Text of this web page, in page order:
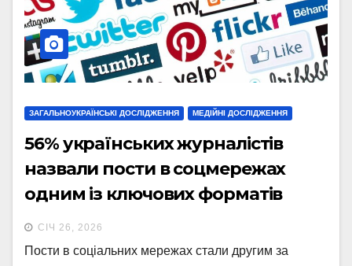
ЗАГАЛЬНОУКРАЇНСЬКІ ДОСЛІДЖЕННЯ МЕДІЙНІ ДОСЛІДЖЕННЯ
56% українських журналістів
назвали пости в соцмережах
одним із ключових форматів
роботи – річне опитування ІМІ
СІЧ 26, 2026
Пости в соціальних мережах стали другим за